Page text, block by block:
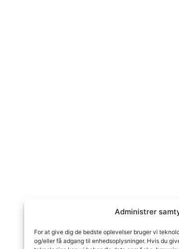
Administrer
For at give dig de bedste oplevelser bruger vi
og/eller få adgang til enhedsoplysninger. Hvis du